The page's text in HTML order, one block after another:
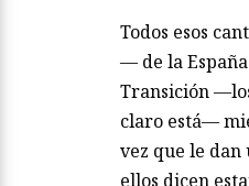
Todos esos
— de la
Transición
claro está—
vez que le dan
ellos dicen